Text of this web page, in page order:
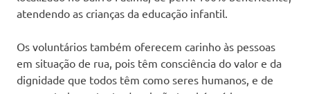
atendendo as crianças da educação infantil.
Os voluntários também oferecem carinho às pessoas
em situação de rua, pois têm consciência do valor e da
dignidade que todos têm como seres humanos, e de